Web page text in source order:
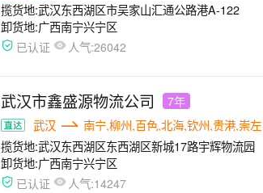
揽货地:武汉东西湖区市吴家山汇通公路港A-122
卸货地:广西南宁兴宁区
已认证 人气:26042
武汉市鑫盛源物流公司 7年
武汉
南宁,柳州,百色,北海,钦州,贵港,崇左
揽货地:武汉东西湖区东西湖区新城17路宇辉物流园
卸货地:广西南宁兴宁区
已认证 人气:14247